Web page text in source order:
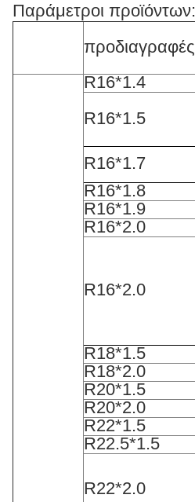
Παράμετροι προϊόντων:
προδιαγραφές
R16*1.4
R16*1.5
R16*1.7
R16*1.8
R16*1.9
R16*2.0
R16*2.0
R18*1.5
R18*2.0
R20*1.5
R20*2.0
R22*1.5
R22.5*1.5
R22*2.0